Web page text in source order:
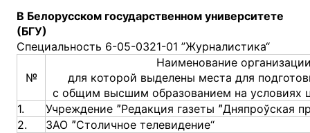
В Белорусском государственном университете
(БГУ)
Специальность 6-05-0321-01 ”Журналистика“
№
Наименование
для которой выделены места для
с общим высшим образованием на условиях
1.
Учреждение ˮРедакция газеты ˮДняпроўская
2.
ЗАО ˮСтоличное телевидение“